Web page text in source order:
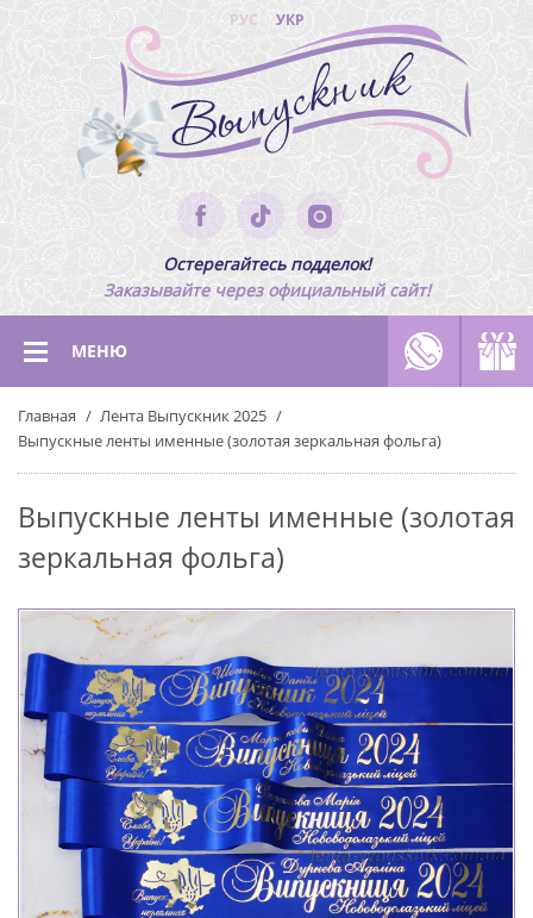
РУС УКР
Остерегайтесь подделок!
Заказывайте через официальный сайт!
МЕНЮ
Главная
Лента Выпускник 2025
Выпускные ленты именные (золотая зеркальная фольга)
Выпускные ленты именные (золотая
зеркальная фольга)